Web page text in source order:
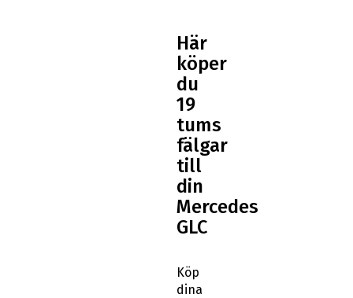
Här
köper
du
19
tums
fälgar
till
din
Mercedes
GLC
Köp
dina